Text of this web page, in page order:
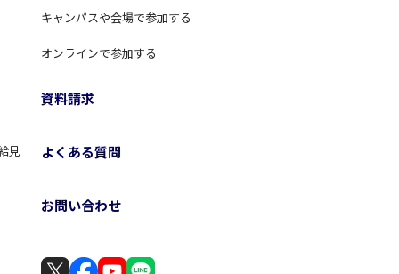
見
キャンパスや会場で参加する
オンラインで参加する
資料請求
よくある質問
お問い合わせ